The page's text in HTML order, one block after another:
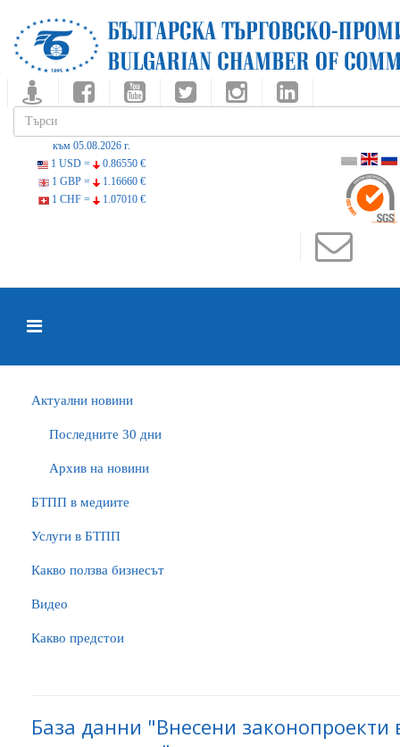
към 05.08.2026 г.
1 USD =
0.86550 €
1 GBP =
1.16660 €
1 CHF =
1.07010 €
Актуални новини
Последните 30 дни
Архив на новини
БTПП в медиите
Услуги в БТПП
Какво ползва бизнесът
Видео
Какво предстои
База данни "Внесени